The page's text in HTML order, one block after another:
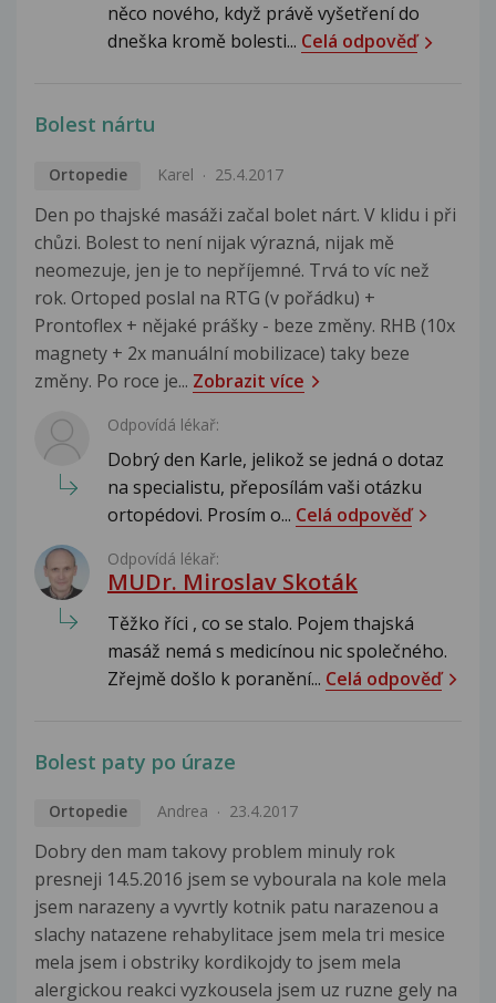
něco nového, když právě vyšetření do
dneška kromě bolesti... Celá odpověď
Bolest nártu
Ortopedie Karel 25.4.2017
Den po thajské masáži začal bolet nárt. V klidu i při
chůzi. Bolest to není nijak výrazná, nijak mě
neomezuje, jen je to nepříjemné. Trvá to víc než
rok. Ortoped poslal na RTG (v pořádku) +
Prontoflex + nějaké prášky - beze změny. RHB (10x
magnety + 2x manuální mobilizace) taky beze
změny. Po roce je... Zobrazit více
Odpovídá lékař:
Dobrý den Karle, jelikož se jedná o dotaz
na specialistu, přeposílám vaši otázku
ortopédovi. Prosím o... Celá odpověď
Odpovídá lékař:
MUDr. Miroslav Skoták
Těžko říci , co se stalo. Pojem thajská
masáž nemá s medicínou nic společného.
Zřejmě došlo k poranění... Celá odpověď
Bolest paty po úraze
Ortopedie Andrea 23.4.2017
Dobry den mam takovy problem minuly rok
presneji 14.5.2016 jsem se vybourala na kole mela
jsem narazeny a vyvrtly kotnik patu narazenou a
slachy natazene rehabylitace jsem mela tri mesice
mela jsem i obstriky kordikojdy to jsem mela
alergickou reakci vyzkousela jsem uz ruzne gely na